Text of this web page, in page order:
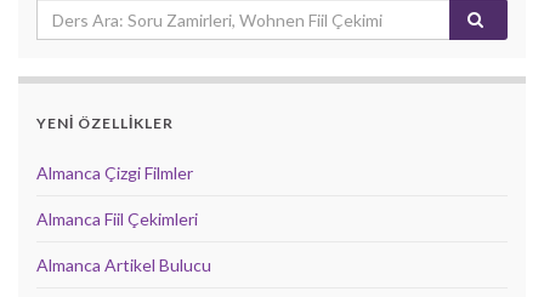
YENİ ÖZELLİKLER
Almanca Çizgi Filmler
Almanca Fiil Çekimleri
Almanca Artikel Bulucu